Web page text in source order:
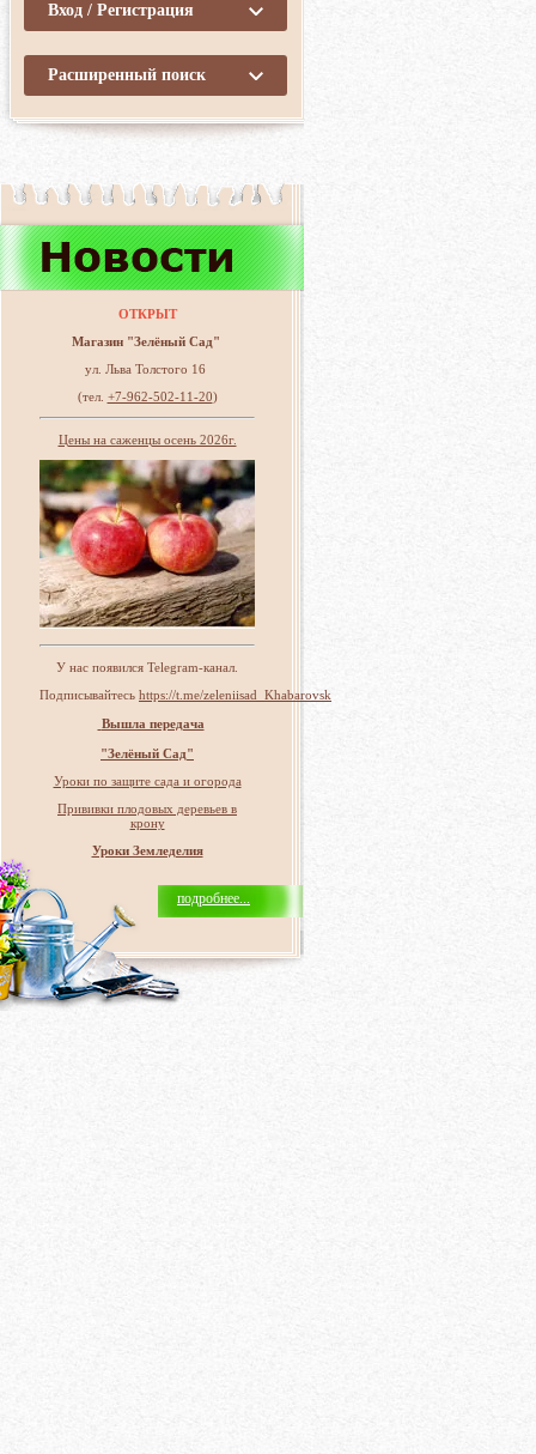
Вход / Регистрация
Расширенный поиск
ОТКРЫТ
Магазин "Зелёный Сад"
ул. Льва Толстого 16
(тел. +7-962-502-11-20)
Цены на саженцы осень 2026г.
У нас появился Telegram-канал.
Подписывайтесь https://t.me/zeleniisad_Khabarovsk
Вышла передача
"Зелёный Сад"
Уроки по защите сада и огорода
Прививки плодовых деревьев в
крону
Уроки Земледелия
подробнее...